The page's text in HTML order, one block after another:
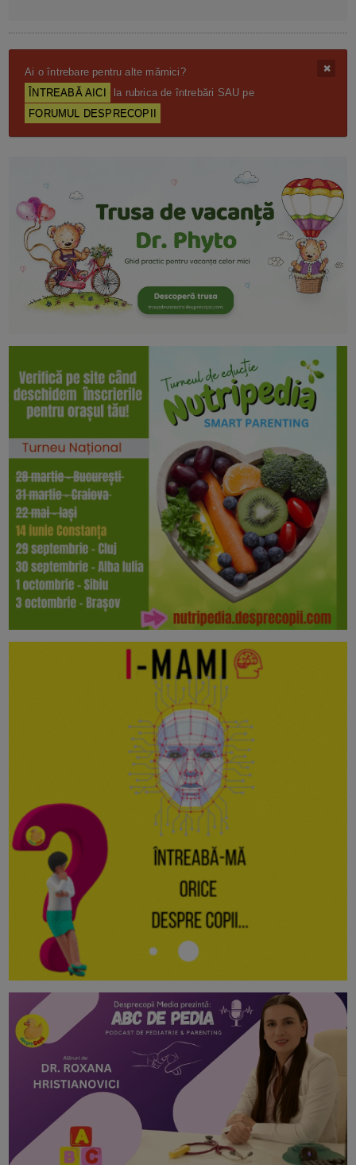
Ai o întrebare pentru alte mămici?
ÎNTREABĂ AICI
la rubrica de întrebări SAU pe
FORUMUL DESPRECOPII